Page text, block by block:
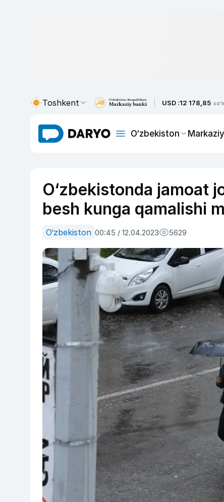
Toshkent USD :12 178,85
O‘zbekiston
O‘zbekistonda jamoat
besh kunga qamalishi
O‘zbekiston 00:45 / 12.04.2023 5629